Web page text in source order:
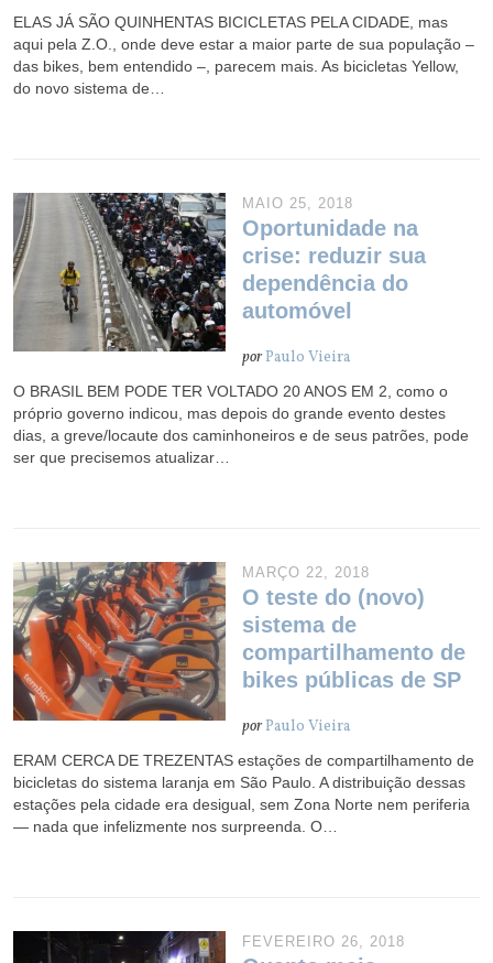
ELAS JÁ SÃO QUINHENTAS BICICLETAS PELA CIDADE, mas
aqui pela Z.O., onde deve estar a maior parte de sua população –
das bikes, bem entendido –, parecem mais. As bicicletas Yellow,
do novo sistema de…
MAIO 25, 2018
Oportunidade na
crise: reduzir sua
dependência do
automóvel
porPaulo Vieira
O BRASIL BEM PODE TER VOLTADO 20 ANOS EM 2, como o
próprio governo indicou, mas depois do grande evento destes
dias, a greve/locaute dos caminhoneiros e de seus patrões, pode
ser que precisemos atualizar…
MARÇO 22, 2018
O teste do (novo)
sistema de
compartilhamento de
bikes públicas de SP
porPaulo Vieira
ERAM CERCA DE TREZENTAS estações de compartilhamento de
bicicletas do sistema laranja em São Paulo. A distribuição dessas
estações pela cidade era desigual, sem Zona Norte nem periferia
— nada que infelizmente nos surpreenda. O…
FEVEREIRO 26, 2018